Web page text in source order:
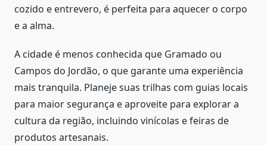
cozido e entrevero, é perfeita para aquecer o corpo
e a alma.
A cidade é menos conhecida que Gramado ou
Campos do Jordão, o que garante uma experiência
mais tranquila. Planeje suas trilhas com guias locais
para maior segurança e aproveite para explorar a
cultura da região, incluindo vinícolas e feiras de
produtos artesanais.